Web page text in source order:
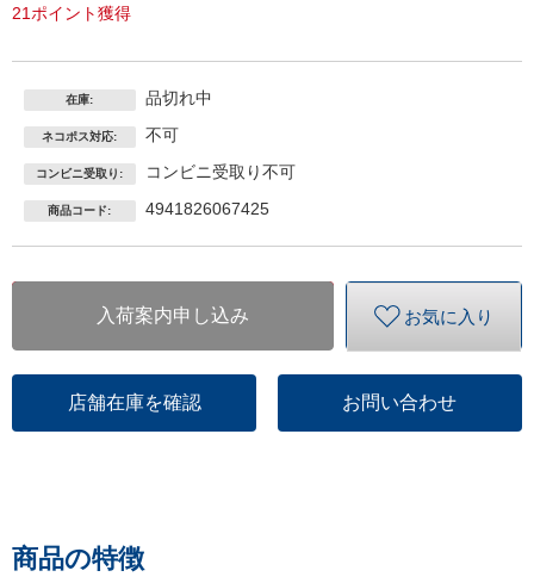
21ポイント獲得
在庫: 品切れ中
ネコポス対応: 不可
コンビニ受取り: コンビニ受取り不可
商品コード: 4941826067425
入荷案内申し込み お気に入り
店舗在庫を確認 お問い合わせ
商品の特徴